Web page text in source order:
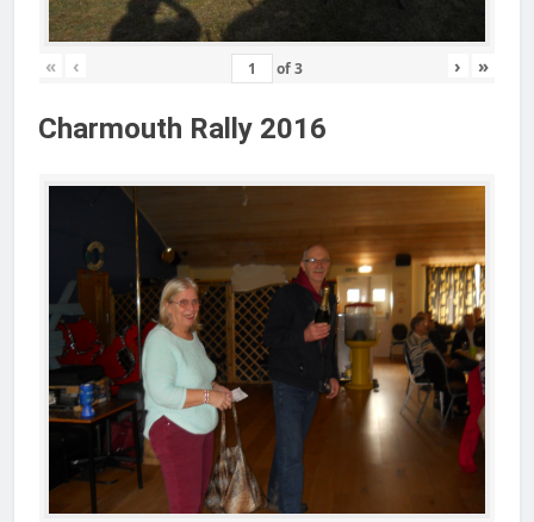
« ‹ of3 › »
Charmouth Rally 2016